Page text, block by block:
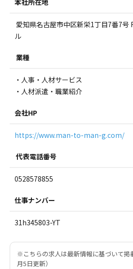
本社所在地
愛知県名古屋市中区新栄1丁目7番7号
ル
業種
・人事・人材サービス
・人材派遣・職業紹介
会社HP
https://www.man-to-man-g.com/
代表電話番号
0528578855
仕事ナンバー
31h345803-YT
※こちらの求人は最新情報に基づいて掲
月5日更新）